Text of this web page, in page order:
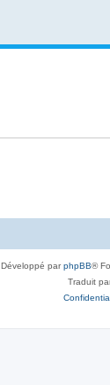
Développé parphpBB®
Traduit